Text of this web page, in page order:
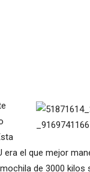
el que mejor
de 3000 kilos